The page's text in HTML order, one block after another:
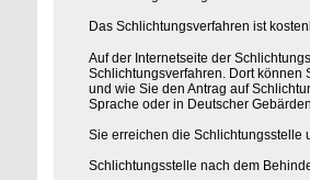
Das Schlichtungsverfahren ist
Auf der Internetseite der
Schlichtungsverfahren. Dort können
und wie Sie den Antrag auf
Sprache oder in Deutscher
Sie erreichen die Schlichtungsstelle
Schlichtungsstelle nach dem